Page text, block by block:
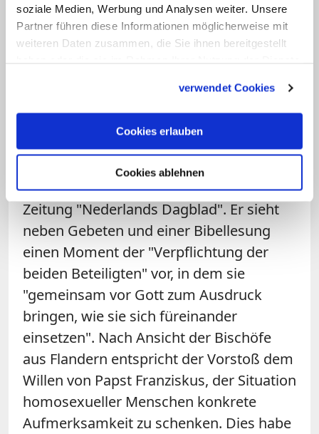
soziale Medien, Werbung und Analysen weiter. Unsere
Partner führen diese Informationen möglicherweise mit
weiteren Daten zusammen, die Sie ihnen bereitgestellt
verwendet Cookies
Cookies erlauben
Cookies ablehnen
eine zentrale Kontaktstelle
Homosexualität und Glaube ein.
eine Kontaktperson benennen, die sich
das Thema kümmert.
Der Text sei nicht dem Vatikan zur
Prüfung vorgelegt worden, berichtete die
Zeitung "Nederlands Dagblad". Er sieht
neben Gebeten und einer Bibellesung
einen Moment der "Verpflichtung der
beiden Beteiligten" vor, in dem sie
"gemeinsam vor Gott zum Ausdruck
bringen, wie sie sich füreinander
einsetzen". Nach Ansicht der Bischöfe
aus Flandern entspricht der Vorstoß dem
Willen von Papst Franziskus, der Situation
homosexueller Menschen konkrete
Aufmerksamkeit zu schenken. Dies habe